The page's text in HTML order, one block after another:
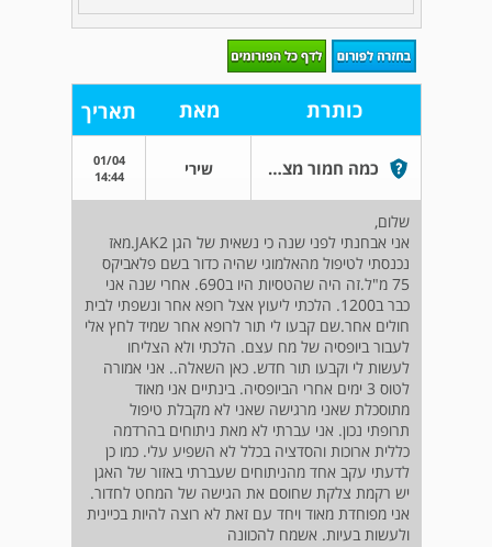
כותרת מאת תאריך
כמה חמור מצבי ללא טיפול? שירי
01/04
14:44
שלום,
אני אבחנתי לפני שנה כי נשאית של הגן JAK2.מאז
נכנסתי לטיפול מהאלמוגי שהיה כדור בשם פלאביקס
75 מ"ל.זה היה שהטסיות היו ב690. אחרי שנה אני
כבר ב1200. הלכתי ליעוץ אצל רופא אחר ונשפתי לבית
חולים אחר.שם קבעו לי תור לרופא אחר שמיד לחץ אלי
לעבור ביופסיה של מח עצם. הלכתי ולא הצליחו
לעשות לי וקבעו תור חדש. כאן השאלה.. אני אמורה
לטוס 3 ימים אחרי הביופסיה. בינתיים אני מאוד
מתוסכלת שאני מרגישה שאני לא מקבלת טיפול
תרופתי נכון. אני עברתי לא מאת ניתוחים בהרדמה
כללית ארוכות והסדציה בכלל לא השפיע עלי. כמו כן
לדעתי עקב אחד מהניתוחים שעברתי באזור של האגן
יש רקמת צלקת שחוסם את הגישה של המחט לחדור.
אני מפוחדת מאוד ויחד עם זאת לא רוצה להיות בכיינית
ולעשות בעיות. אשמח להכוונה